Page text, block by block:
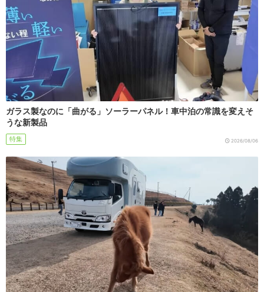
ガラス製なのに「曲がる」ソーラーパネル！車中泊の常識を変えそ
うな新製品
特集 2026/08/06